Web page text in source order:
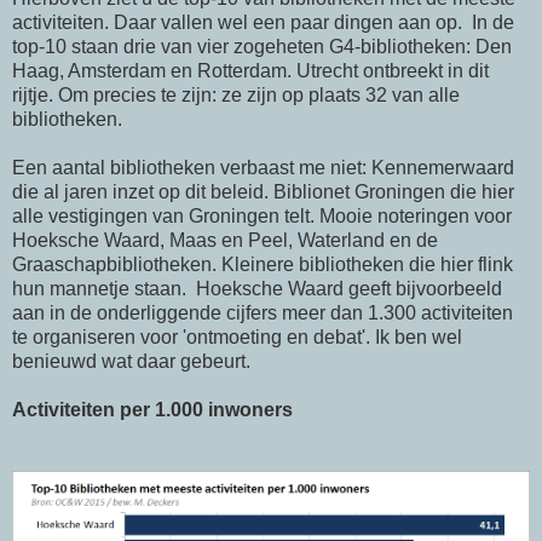
activiteiten. Daar vallen wel een paar dingen aan op. In de
top-10 staan drie van vier zogeheten G4-bibliotheken: Den
Haag, Amsterdam en Rotterdam. Utrecht ontbreekt in dit
rijtje. Om precies te zijn: ze zijn op plaats 32 van alle
bibliotheken.
Een aantal bibliotheken verbaast me niet: Kennemerwaard
die al jaren inzet op dit beleid. Biblionet Groningen die hier
alle vestigingen van Groningen telt. Mooie noteringen voor
Hoeksche Waard, Maas en Peel, Waterland en de
Graaschapbibliotheken. Kleinere bibliotheken die hier flink
hun mannetje staan. Hoeksche Waard geeft bijvoorbeeld
aan in de onderliggende cijfers meer dan 1.300 activiteiten
te organiseren voor 'ontmoeting en debat'. Ik ben wel
benieuwd wat daar gebeurt.
Activiteiten per 1.000 inwoners